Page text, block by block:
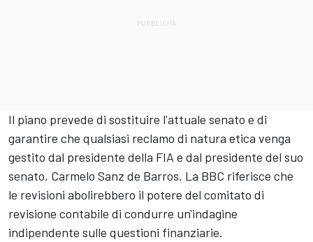
Il piano prevede di sostituire l'attuale senato e di
garantire che qualsiasi reclamo di natura etica venga
gestito dal presidente della FIA e dal presidente del suo
senato, Carmelo Sanz de Barros. La BBC riferisce che
le revisioni abolirebbero il potere del comitato di
revisione contabile di condurre un'indagine
indipendente sulle questioni finanziarie.